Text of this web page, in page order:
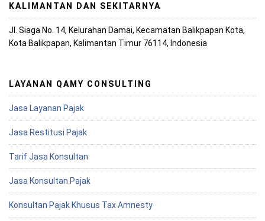
KALIMANTAN DAN SEKITARNYA
Jl. Siaga No. 14, Kelurahan Damai, Kecamatan Balikpapan Kota,
Kota Balikpapan, Kalimantan Timur 76114, Indonesia
LAYANAN QAMY CONSULTING
Jasa Layanan Pajak
Jasa Restitusi Pajak
Tarif Jasa Konsultan
Jasa Konsultan Pajak
Konsultan Pajak Khusus Tax Amnesty